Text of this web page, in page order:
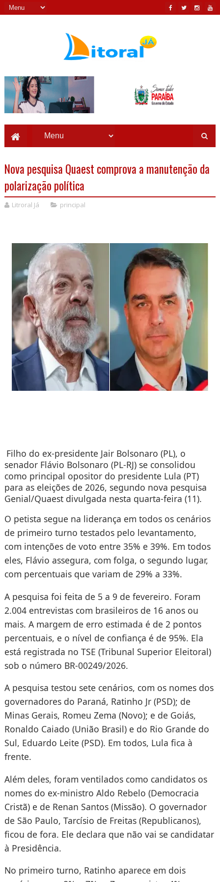
Nova pesquisa Quaest comprova a manutenção da
polarização política
Litroral Já principal
Filho do ex-presidente Jair Bolsonaro (PL), o
senador Flávio Bolsonaro (PL-RJ) se consolidou
como principal opositor do presidente Lula (PT)
para as eleições de 2026, segundo nova pesquisa
Genial/Quaest divulgada nesta quarta-feira (11).
O petista segue na liderança em todos os cenários
de primeiro turno testados pelo levantamento,
com intenções de voto entre 35% e 39%. Em todos
eles, Flávio assegura, com folga, o segundo lugar,
com percentuais que variam de 29% a 33%.
A pesquisa foi feita de 5 a 9 de fevereiro. Foram
2.004 entrevistas com brasileiros de 16 anos ou
mais. A margem de erro estimada é de 2 pontos
percentuais, e o nível de confiança é de 95%. Ela
está registrada no TSE (Tribunal Superior Eleitoral)
sob o número BR-00249/2026.
A pesquisa testou sete cenários, com os nomes dos
governadores do Paraná, Ratinho Jr (PSD); de
Minas Gerais, Romeu Zema (Novo); e de Goiás,
Ronaldo Caiado (União Brasil) e do Rio Grande do
Sul, Eduardo Leite (PSD). Em todos, Lula fica à
frente.
Além deles, foram ventilados como candidatos os
nomes do ex-ministro Aldo Rebelo (Democracia
Cristã) e de Renan Santos (Missão). O governador
de São Paulo, Tarcísio de Freitas (Republicanos),
ficou de fora. Ele declara que não vai se candidatar
à Presidência.
No primeiro turno, Ratinho aparece em dois